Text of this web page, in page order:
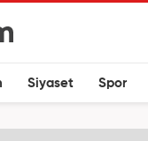
Siyaset Spor